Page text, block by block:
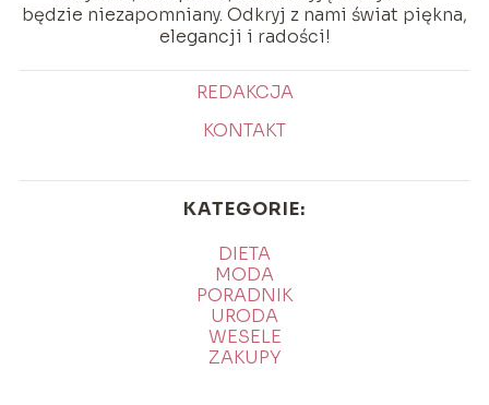
będzie niezapomniany. Odkryj z nami świat piękna,
elegancji i radości!
REDAKCJA
KONTAKT
KATEGORIE:
DIETA
MODA
PORADNIK
URODA
WESELE
ZAKUPY